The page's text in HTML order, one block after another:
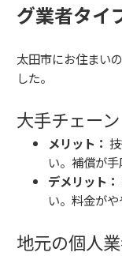
グ業者タイ
太田市にお住まい
した。
大手チェー
メリット：
い。補償が手
デメリット：
い。料金がや
地元の個人